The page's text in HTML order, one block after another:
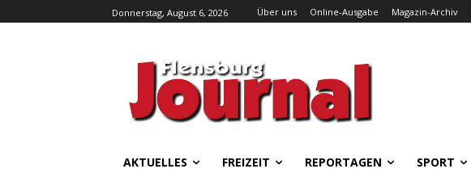
Donnerstag, August 6, 2026 Über uns Online-Ausgabe Magazin-Archiv
AKTUELLES FREIZEIT REPORTAGEN SPORT